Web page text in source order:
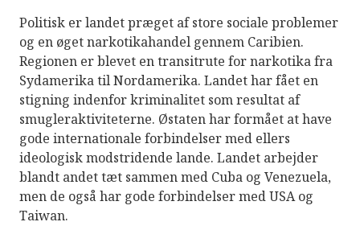
Politisk er landet præget af store sociale problemer
og en øget narkotikahandel gennem Caribien.
Regionen er blevet en transitrute for narkotika fra
Sydamerika til Nordamerika. Landet har fået en
stigning indenfor kriminalitet som resultat af
smugleraktiviteterne. Østaten har formået at have
gode internationale forbindelser med ellers
ideologisk modstridende lande. Landet arbejder
blandt andet tæt sammen med Cuba og Venezuela,
men de også har gode forbindelser med USA og
Taiwan.